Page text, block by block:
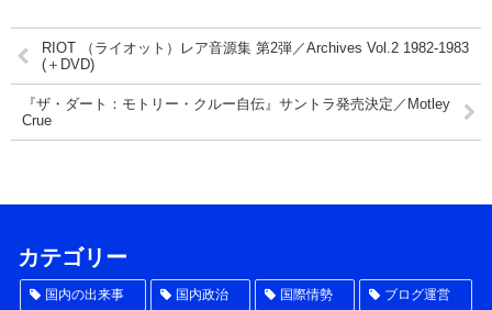
RIOT （ライオット）レア音源集 第2弾／Archives Vol.2 1982-1983
(＋DVD)
『ザ・ダート：モトリー・クルー自伝』サントラ発売決定／Motley
Crue
カテゴリー
国内の出来事 国内政治 国際情勢 ブログ運営